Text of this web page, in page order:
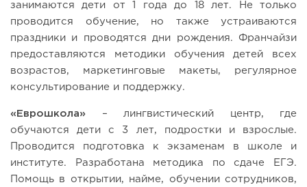
занимаются дети от 1 года до 18 лет. Не только
проводится обучение, но также устраиваются
праздники и проводятся дни рождения. Франчайзи
предоставляются методики обучения детей всех
возрастов, маркетинговые макеты, регулярное
консультирование и поддержку.
«Еврошкола» – лингвистический центр, где
обучаются дети с 3 лет, подростки и взрослые.
Проводится подготовка к экзаменам в школе и
институте. Разработана методика по сдаче ЕГЭ.
Помощь в открытии, найме, обучении сотрудников,